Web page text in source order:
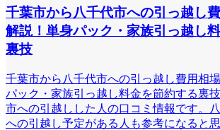
千葉市から八千代市への引っ越し
解説！単身パック・家族引っ越し
裏技
千葉市から八千代市への引っ越し費用相
パック・家族引っ越し料金を節約する裏
市への引越しした人の口コミ情報です。
への引越し予定がある人も参考になると